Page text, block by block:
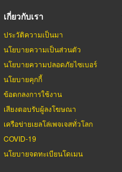
เกี่ยวกับเรา
ประวัติความเป็นมา
นโยบายความเป็นส่วนตัว
นโยบายความปลอดภัยไซเบอร์
นโยบายคุกกี้
ข้อตกลงการใช้งาน
เสียงตอบรับผู้ลงโฆษณา
เครือข่ายเยลโล่เพจเจสทั่วโลก
COVID-19
นโยบายจดทะเบียนโดเมน